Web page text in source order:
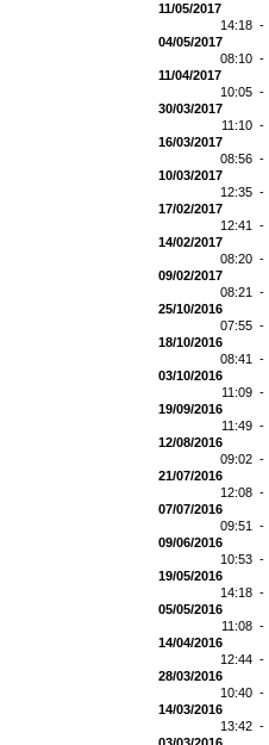
11/05/2017
14:18 -
04/05/2017
08:10 -
11/04/2017
10:05 -
30/03/2017
11:10 -
16/03/2017
08:56 -
10/03/2017
12:35 -
17/02/2017
12:41 -
14/02/2017
08:20 -
09/02/2017
08:21 -
25/10/2016
07:55 -
18/10/2016
08:41 -
03/10/2016
11:09 -
19/09/2016
11:49 -
12/08/2016
09:02 -
21/07/2016
12:08 -
07/07/2016
09:51 -
09/06/2016
10:53 -
19/05/2016
14:18 -
05/05/2016
11:08 -
14/04/2016
12:44 -
28/03/2016
10:40 -
14/03/2016
13:42 -